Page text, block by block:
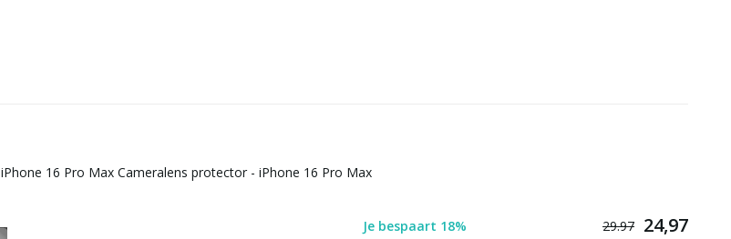
iPhone 16 Pro Max Cameralens protector - iPhone 16 Pro Max
Je bespaart 18% 29.97 24,97